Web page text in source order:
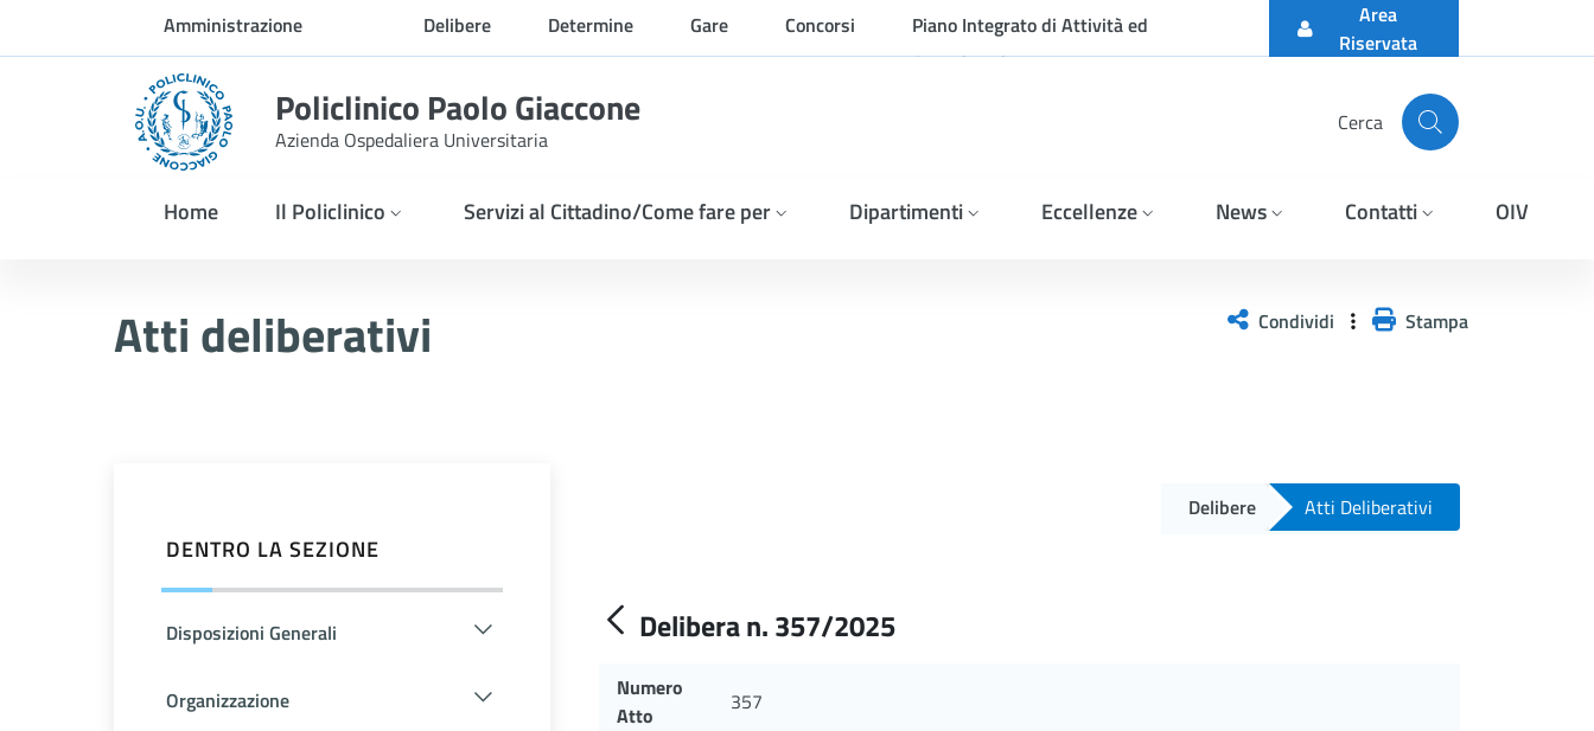
Skip to Main ContentAmministrazione
trasparente
Delibere Determine Gare Concorsi
Piano Integrato di Attività ed
Organizzazione
Area
Riservata
Policlinico Paolo Giaccone
Azienda Ospedaliera Universitaria
Cerca
Home Il Policlinico Servizi al Cittadino/Come fare per Dipartimenti Eccellenze News Contatti OIV
Atti deliberativi Condividi Stampa
DENTRO LA SEZIONE
Disposizioni Generali
Organizzazione
Delibere Atti Deliberativi
Delibera n. 357/2025
Numero
Atto
357